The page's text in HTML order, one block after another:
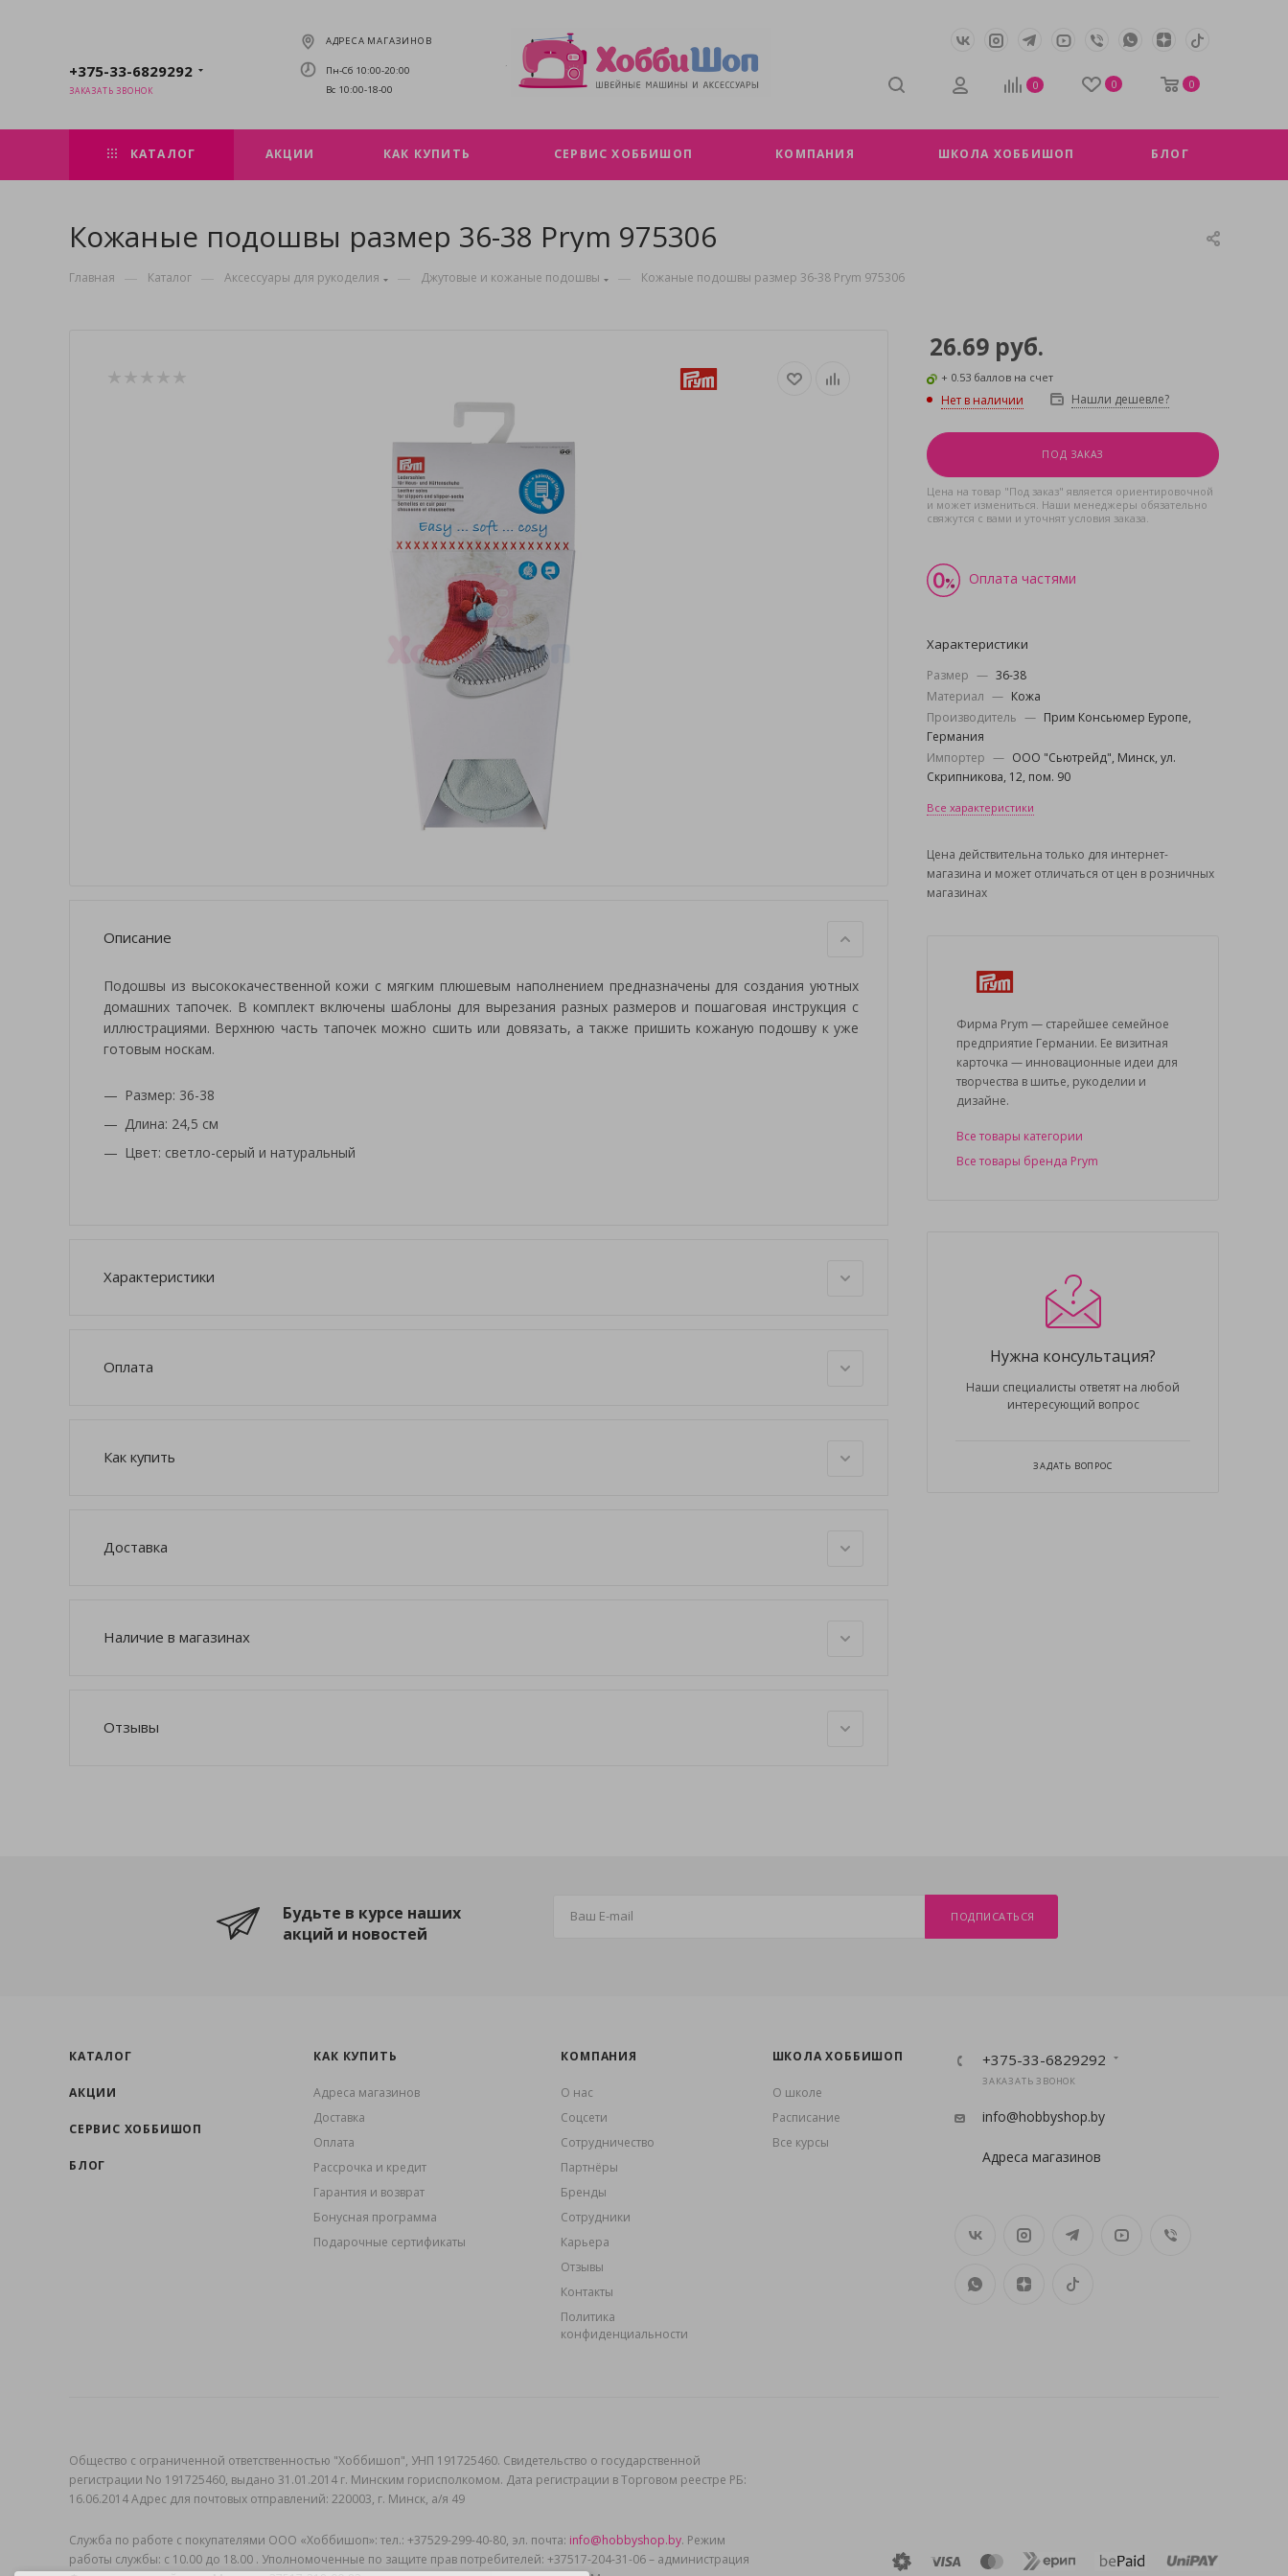
+375-33-6829292
ЗАКАЗАТЬ ЗВОНОК
АДРЕСА МАГАЗИНОВ
Пн-Сб 10:00-20:00
Вс 10:00-18-00
0 0 0
КАТАЛОГ АКЦИИ КАК КУПИТЬ СЕРВИС ХОББИШОП КОМПАНИЯ ШКОЛА ХОББИШОП БЛОГ
Кожаные подошвы размер 36-38 Prym 975306
Главная — Каталог — Аксессуары для рукоделия — Джутовые и кожаные подошвы — Кожаные подошвы размер 36-38 Prym 975306
Описание
Подошвы из высококачественной кожи с мягким плюшевым наполнением предназначены для создания уютных
домашних тапочек. В комплект включены шаблоны для вырезания разных размеров и пошаговая инструкция с
иллюстрациями. Верхнюю часть тапочек можно сшить или довязать, а также пришить кожаную подошву к уже
готовым носкам.
Размер: 36-38
Длина: 24,5 см
Цвет: светло-серый и натуральный
Характеристики
Оплата
Как купить
Доставка
Наличие в магазинах
Отзывы
26.69 руб.
+ 0.53 баллов на счет
Нет в наличии Нашли дешевле?
ПОД ЗАКАЗ
Цена на товар "Под заказ" является ориентировочной
и может измениться. Наши менеджеры обязательно
свяжутся с вами и уточнят условия заказа.
Оплата частями
Характеристики
Размер — 36-38
Материал — Кожа
Производитель — Прим Консьюмер Еуропе,
Германия
Импортер — ООО "Сьютрейд", Минск, ул.
Скрипникова, 12, пом. 90
Все характеристики
Цена действительна только для интернет-
магазина и может отличаться от цен в розничных
магазинах
Фирма Prym — старейшее семейное
предприятие Германии. Ее визитная
карточка — инновационные идеи для
творчества в шитье, рукоделии и
дизайне.
Все товары категории
Все товары бренда Prym
Нужна консультация?
Наши специалисты ответят на любой
интересующий вопрос
ЗАДАТЬ ВОПРОС
Будьте в курсе наших
акций и новостей
ПОДПИСАТЬСЯ
КАТАЛОГ
АКЦИИ
СЕРВИС ХОББИШОП
БЛОГ
КАК КУПИТЬ
Адреса магазинов
Доставка
Оплата
Рассрочка и кредит
Гарантия и возврат
Бонусная программа
Подарочные сертификаты
КОМПАНИЯ
О нас
Coцсети
Сотрудничество
Партнёры
Бренды
Сотрудники
Карьера
Отзывы
Контакты
Политика
конфиденциальности
ШКОЛА ХОББИШОП
О школе
Расписание
Все курсы
+375-33-6829292
ЗАКАЗАТЬ ЗВОНОК
info@hobbyshop.by
Адреса магазинов
Общеcтво с ограниченной ответственностью "Хоббишоп", УНП 191725460. Свидетельство о государственной
регистрации No 191725460, выдано 31.01.2014 г. Минским горисполкомом. Дата регистрации в Торговом реестре РБ:
16.06.2014 Адрес для почтовых отправлений: 220003, г. Минск, а/я 49
Служба по работе с покупателями ООО «Хоббишоп»: тел.: +37529-299-40-80, эл. почта: info@hobbyshop.by. Режим
работы службы: с 10.00 до 18.00 . Уполномоченные по защите прав потребителей: +37517-204-31-06 – администрация